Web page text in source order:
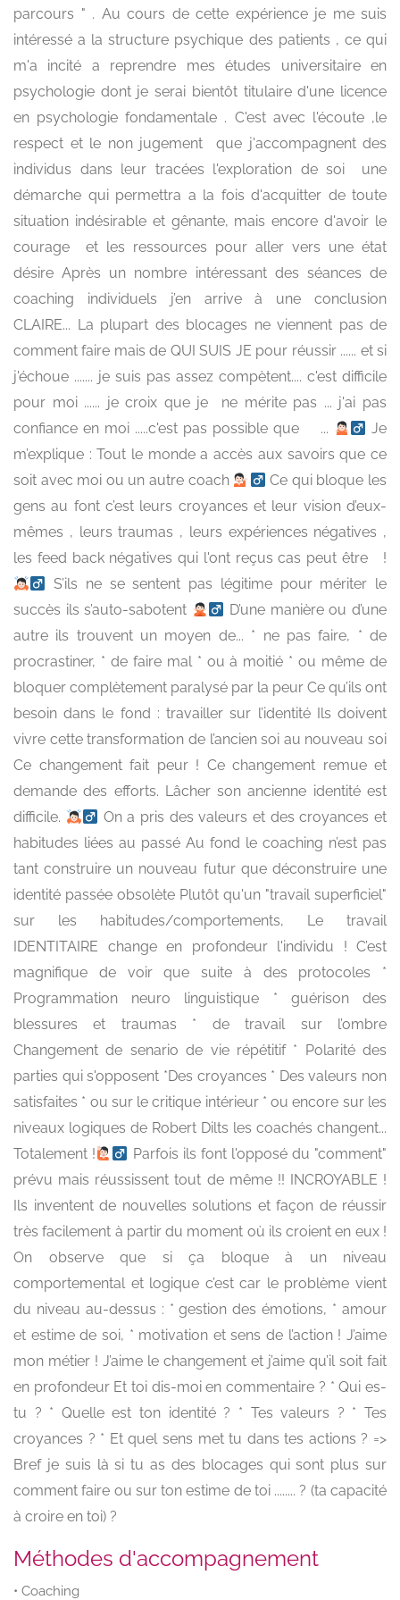
parcours " . Au cours de cette expérience je me suis
intéressé a la structure psychique des patients , ce qui
m'a incité a reprendre mes études universitaire en
psychologie dont je serai bientôt titulaire d'une licence
en psychologie fondamentale . C'est avec l'écoute ,le
respect et le non jugement que j'accompagnent des
individus dans leur tracées l'exploration de soi une
démarche qui permettra a la fois d'acquitter de toute
situation indésirable et gênante, mais encore d'avoir le
courage et les ressources pour aller vers une état
désire Après un nombre intéressant des séances de
coaching individuels j’en arrive à une conclusion
CLAIRE... La plupart des blocages ne viennent pas de
comment faire mais de QUI SUIS JE pour réussir ...... et si
j'échoue ....... je suis pas assez compètent.... c'est difficile
pour moi ...... je croix que je ne mérite pas ... j'ai pas
confiance en moi .....c'est pas possible que ...
‍ Je
m’explique : Tout le monde a accès aux savoirs que ce
soit avec moi ou un autre coach
‍ Ce qui bloque les
gens au font c’est leurs croyances et leur vision d’eux-
mêmes , leurs traumas , leurs expériences négatives ,
les feed back négatives qui l'ont reçus cas peut être !
‍ S’ils ne se sentent pas légitime pour mériter le
succès ils s’auto-sabotent
‍ D’une manière ou d’une
autre ils trouvent un moyen de... * ne pas faire, * de
procrastiner, * de faire mal * ou à moitié * ou même de
bloquer complètement paralysé par la peur Ce qu’ils ont
besoin dans le fond : travailler sur l’identité Ils doivent
vivre cette transformation de l’ancien soi au nouveau soi
Ce changement fait peur ! Ce changement remue et
demande des efforts. Lâcher son ancienne identité est
difficile.
‍ On a pris des valeurs et des croyances et
habitudes liées au passé Au fond le coaching n’est pas
tant construire un nouveau futur que déconstruire une
identité passée obsolète Plutôt qu'un "travail superficiel"
sur les habitudes/comportements, Le travail
IDENTITAIRE change en profondeur l'individu ! C’est
magnifique de voir que suite à des protocoles *
Programmation neuro linguistique * guérison des
blessures et traumas * de travail sur l’ombre
Changement de senario de vie répétitif * Polarité des
parties qui s'opposent *Des croyances * Des valeurs non
satisfaites * ou sur le critique intérieur * ou encore sur les
niveaux logiques de Robert Dilts les coachés changent...
Totalement !
‍ Parfois ils font l'opposé du "comment"
prévu mais réussissent tout de même !! INCROYABLE !
Ils inventent de nouvelles solutions et façon de réussir
très facilement à partir du moment où ils croient en eux !
On observe que si ça bloque à un niveau
comportemental et logique c’est car le problème vient
du niveau au-dessus : * gestion des émotions, * amour
et estime de soi, * motivation et sens de l’action ! J’aime
mon métier ! J’aime le changement et j’aime qu’il soit fait
en profondeur Et toi dis-moi en commentaire ? * Qui es-
tu ? * Quelle est ton identité ? * Tes valeurs ? * Tes
croyances ? * Et quel sens met tu dans tes actions ? =>
Bref je suis là si tu as des blocages qui sont plus sur
comment faire ou sur ton estime de toi ........ ? (ta capacité
à croire en toi) ?
Méthodes d'accompagnement
• Coaching